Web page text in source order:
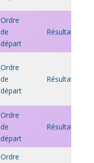
Ordre
de
départ
Résultats
Ordre
de
départ
Résultats
Ordre
de
départ
Résultats
Ordre